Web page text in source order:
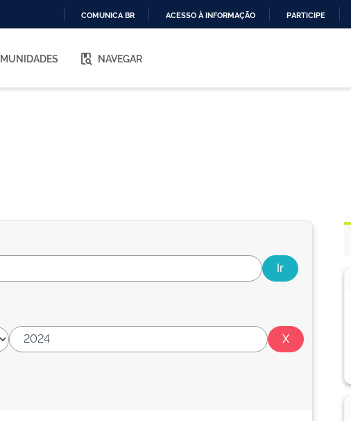
O
COMUNICA BR ACESSO À INFORMAÇÃO PARTICIPE
NAVEGAR